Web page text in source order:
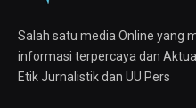
Salah satu media Online yang
informasi terpercaya dan
Etik Jurnalistik dan UU Pers